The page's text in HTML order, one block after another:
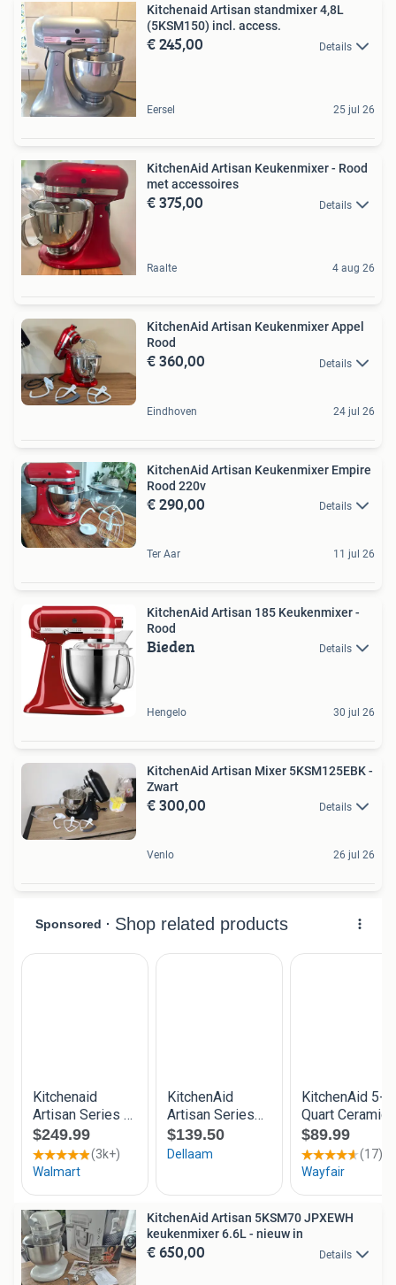
Kitchenaid Artisan standmixer 4,8L
(5KSM150) incl. access.
€ 245,00 Details
Eersel 25 jul 26
KitchenAid Artisan Keukenmixer - Rood
met accessoires
€ 375,00 Details
Raalte 4 aug 26
KitchenAid Artisan Keukenmixer Appel
Rood
€ 360,00 Details
Eindhoven 24 jul 26
KitchenAid Artisan Keukenmixer Empire
Rood 220v
€ 290,00 Details
Ter Aar 11 jul 26
KitchenAid Artisan 185 Keukenmixer -
Rood
Bieden Details
Hengelo 30 jul 26
KitchenAid Artisan Mixer 5KSM125EBK -
Zwart
€ 300,00 Details
Venlo 26 jul 26
KitchenAid Artisan 5KSM70 JPXEWH
keukenmixer 6.6L - nieuw in
€ 650,00 Details